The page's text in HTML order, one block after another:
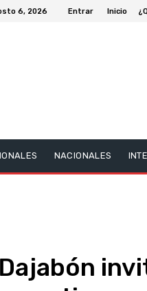
6, 2026 Entrar Inicio
NACIONALES